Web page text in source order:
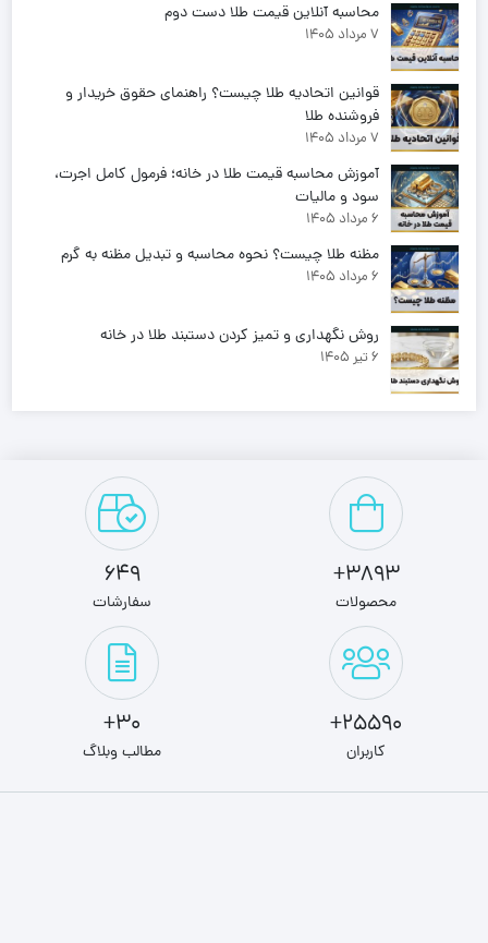
محاسبه آنلاین قیمت طلا دست دوم
7 مرداد 1405
قوانین اتحادیه طلا چیست؟ راهنمای حقوق خریدار و
فروشنده طلا
7 مرداد 1405
آموزش محاسبه قیمت طلا در خانه؛ فرمول کامل اجرت،
سود و مالیات
6 مرداد 1405
مظنه طلا چیست؟ نحوه محاسبه و تبدیل مظنه به گرم
6 مرداد 1405
روش نگهداری و تمیز کردن دستبند طلا در خانه
6 تیر 1405
3893+
محصولات
649
سفارشات
25590+
کاربران
30+
مطالب وبلاگ